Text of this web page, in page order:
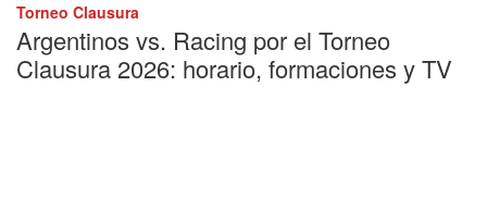
Torneo Clausura
Argentinos vs. Racing por el Torneo
Clausura 2026: horario, formaciones y TV